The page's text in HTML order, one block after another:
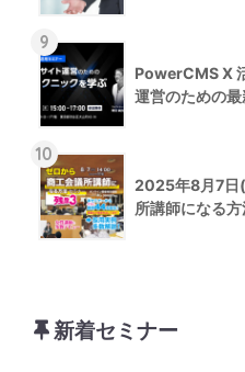
9
PowerCMS X
運営のための
10
2025年8月7日
所講師になる
新着セミナー